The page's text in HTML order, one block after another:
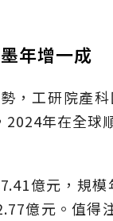
年增一成
，工研院產
年在全球
億元，規
億元。值得